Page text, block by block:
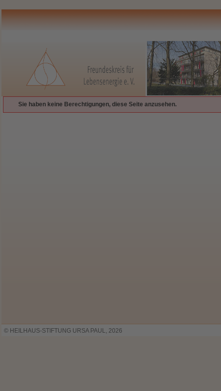
Sie haben keine Berechtigungen, diese Seite anzusehen.
© HEILHAUS-STIFTUNG URSA PAUL, 2026